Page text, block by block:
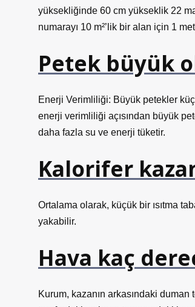
yüksekliğinde 60 cm yükseklik 22
numarayı 10 m²’lik bir alan için 1
Petek büyük
Enerji Verimliliği: Büyük petekler
enerji verimliliği açısından büyük
daha fazla su ve enerji tüketir.
Kalorifer
Ortalama olarak, küçük bir ısıtma
yakabilir.
Hava kaç
Kurum, kazanın arkasındaki